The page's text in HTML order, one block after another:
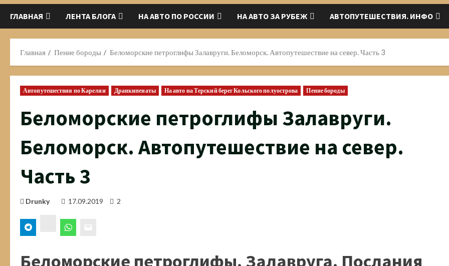
ГЛАВНАЯ ЛЕНТА БЛОГА НА АВТО ПО РОССИИ НА АВТО ЗА РУБЕЖ АВТОПУТЕШЕСТВИЯ. ИНФО
Главная Пение бороды Беломорские петроглифы Залавруги. Беломорск. Автопутешествие на север. Часть 3
Автопутешествия по Карелии Дранкипенаты На авто на Терский берег Кольского полуострова Пение бороды
Беломорские петроглифы Залавруги.
Беломорск. Автопутешествие на север.
Часть 3
Drunky 17.09.2019 2
Беломорские петроглифы. Залавруга. Послания